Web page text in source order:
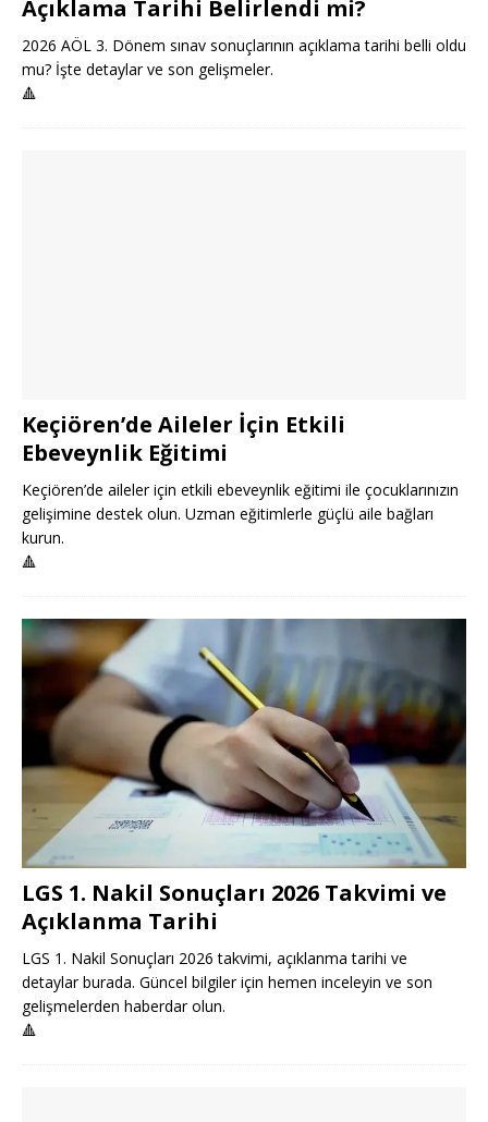
Açıklama Tarihi Belirlendi mi?
2026 AÖL 3. Dönem sınav sonuçlarının açıklama tarihi belli oldu
mu? İşte detaylar ve son gelişmeler.
🔺
Keçiören’de Aileler İçin Etkili
Ebeveynlik Eğitimi
Keçiören’de aileler için etkili ebeveynlik eğitimi ile çocuklarınızın
gelişimine destek olun. Uzman eğitimlerle güçlü aile bağları
kurun.
🔺
LGS 1. Nakil Sonuçları 2026 Takvimi ve
Açıklanma Tarihi
LGS 1. Nakil Sonuçları 2026 takvimi, açıklanma tarihi ve
detaylar burada. Güncel bilgiler için hemen inceleyin ve son
gelişmelerden haberdar olun.
🔺